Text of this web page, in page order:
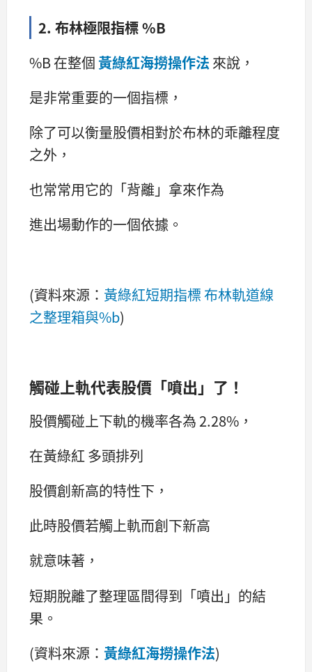
2. 布林極限指標 %B
%B 在整個黃綠紅海撈操作法 來說，
是非常重要的一個指標，
除了可以衡量股價相對於布林的乖離程度
之外，
也常常用它的「背離」拿來作為
進出場動作的一個依據。
(資料來源： 黃綠紅短期指標 布林軌道線
之整理箱與%b)
觸碰上軌代表股價「噴出」了！
股價觸碰上下軌的機率各為 2.28%，
在黃綠紅 多頭排列
股價創新高的特性下，
此時股價若觸上軌而創下新高
就意味著，
短期脫離了整理區間得到「噴出」的結
果。
(資料來源： 黃綠紅海撈操作法)